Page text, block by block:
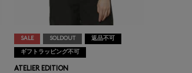
SALE SOLDOUT 返品不可
ギフトラッピング不可
ATELIER EDITION